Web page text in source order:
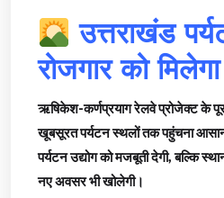
उत्तराखंड
रोजगार को
ऋषिकेश-कर्णप्रयाग रेलवे प्रोजेक्ट के
खूबसूरत पर्यटन स्थलों तक पहुंचना आसान
पर्यटन उद्योग को मजबूती देगी, बल्कि
नए अवसर भी खोलेगी।